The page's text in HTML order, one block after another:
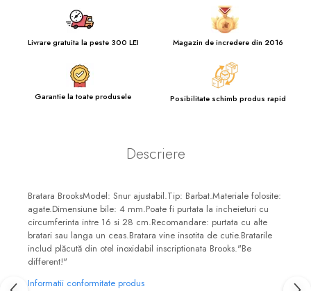
Livrare gratuita la peste 300 LEI Magazin de incredere din 2016
Garantie la toate produsele Posibilitate schimb produs rapid
Descriere
Bratara BrooksModel: Snur ajustabil.Tip: Barbat.Materiale folosite:
agate.Dimensiune bile: 4 mm.Poate fi purtata la incheieturi cu
circumferinta intre 16 si 28 cm.Recomandare: purtata cu alte
bratari sau langa un ceas.Bratara vine insotita de cutie.Bratarile
includ plăcută din otel inoxidabil inscriptionata Brooks."Be
different!"
Informatii conformitate produs